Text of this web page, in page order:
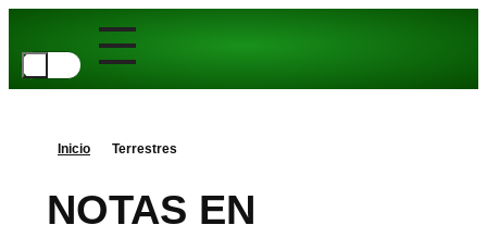
Inicio Terrestres
NOTAS EN